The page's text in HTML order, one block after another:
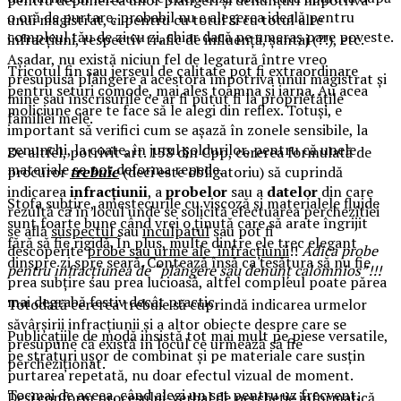
unui magistrat, ci pentru cu totul si cu totul alte
infracțiuni, respectiv trafic de influență, șantaj (?!), etc.
Așadar, nu există niciun fel de legatură între vreo
presupusă plângere a acestora împotriva unui magistrat și
mine sau înscrisurile ce ar fi putut fi la proprietățile
familiei mele.
De altfel, potrivit art. 158 din Cpp, cererea formulată de
procurortrebuie(deci este obligatoriu) să cuprindă
indicareainfracțiunii, aprobelor sau a datelor din care
rezultă că în locul unde se solicită efectuarea perchezitiei
se aflăsuspectulsauinculpatulsau pot fi
descoperiteprobe sau urme ale infracțiunii!!Adica probe
pentru infracțiunea de “plângere sau denunț calomnios”!!!
Totodată cererea trebuie să cuprindă indicarea urmelor
săvârșirii infracțiunii și a altor obiecte despre care se
presupune că există în locul ce urmează să fie
percheziționat.
o oră de purtare, probabil nu e alegerea ideală pentru
compleul tău de zi cu zi, chiar dacă pe umeraș pare poveste.
Tricotul fin sau jerseul de calitate pot fi extraordinare
pentru seturi comode, mai ales toamna și iarna. Au acea
moliciune care te face să le alegi din reflex. Totuși, e
important să verifici cum se așază în zonele sensibile, la
genunchi, la coate, în jurul șoldurilor, pentru că unele
materiale se pot deforma repede.
Stofa subțire, amestecurile cu viscoză și materialele fluide
sunt foarte bune când vrei o ținută care să arate îngrijit
fără să fie rigidă. În plus, multe dintre ele trec elegant
dinspre zi spre seară. Contează însă ca țesătura să nu fie
prea subțire sau prea lucioasă, altfel compleul poate părea
mai degrabă festiv decât practic.
Publicațiile de modă insistă tot mai mult pe piese versatile,
pe straturi ușor de combinat și pe materiale care susțin
purtarea repetată, nu doar efectul vizual de moment.
Tocmai de aceea, când alegi un set pentru uz frecvent,